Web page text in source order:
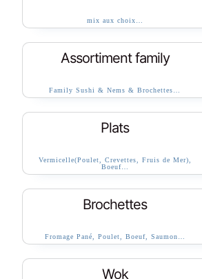
mix aux choix…
Assortiment family
Family Sushi & Nems & Brochettes…
Plats
Vermicelle(Poulet, Crevettes, Fruis de Mer),
Boeuf…
Brochettes
Fromage Pané, Poulet, Boeuf, Saumon…
Wok